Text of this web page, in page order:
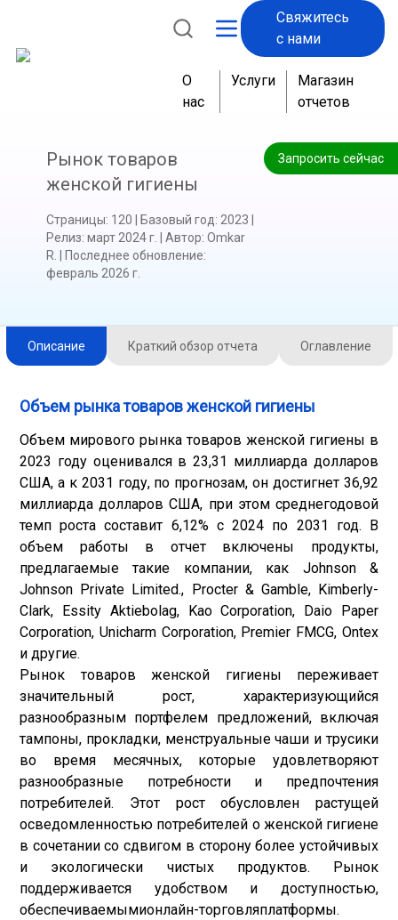
Свяжитесь
с нами
О
нас
Услуги
Магазин
отчетов
Запросить сейчас
Рынок товаров
женской гигиены
Страницы: 120 Базовый год: 2023
Релиз: март 2024 г. Автор: Omkar
R.
Последнее обновление:
февраль 2026 г.
Описание Краткий обзор отчета Оглавление
Объем рынка товаров женской гигиены
Объем мирового рынка товаров женской гигиены в
2023 году оценивался в 23,31 миллиарда долларов
США, а к 2031 году, по прогнозам, он достигнет 36,92
миллиарда долларов США, при этом среднегодовой
темп роста составит 6,12% с 2024 по 2031 год. В
объем работы в отчет включены продукты,
предлагаемые такие компании, как Johnson &
Johnson Private Limited., Procter & Gamble, Kimberly-
Clark, Essity Aktiebolag, Kao Corporation, Daio Paper
Corporation, Unicharm Corporation, Premier FMCG, Ontex
и другие.
Рынок товаров женской гигиены переживает
значительный рост, характеризующийся
разнообразным портфелем предложений, включая
тампоны, прокладки, менструальные чаши и трусики
во время месячных, которые удовлетворяют
разнообразные потребности и предпочтения
потребителей. Этот рост обусловлен растущей
осведомленностью потребителей о женской гигиене
в сочетании со сдвигом в сторону более устойчивых
и экологически чистых продуктов. Рынок
поддерживается удобством и доступностью,
обеспечиваемымионлайн-торговляплатформы.